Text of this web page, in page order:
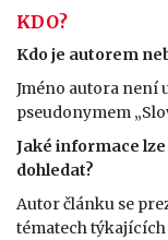
KDO?
Kdo je autorem
Jméno autora není
pseudonymem
Jaké informace
dohledat?
Autor článku se
tématech týkajících